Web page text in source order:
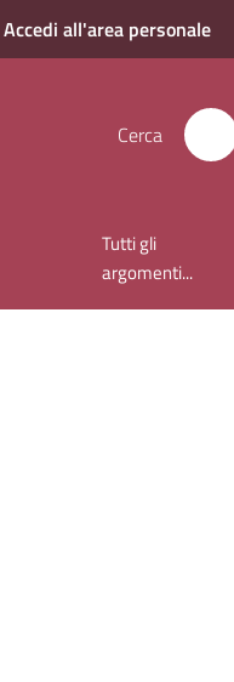
Accedi all'area personale
Cerca
Tutti gli
argomenti...